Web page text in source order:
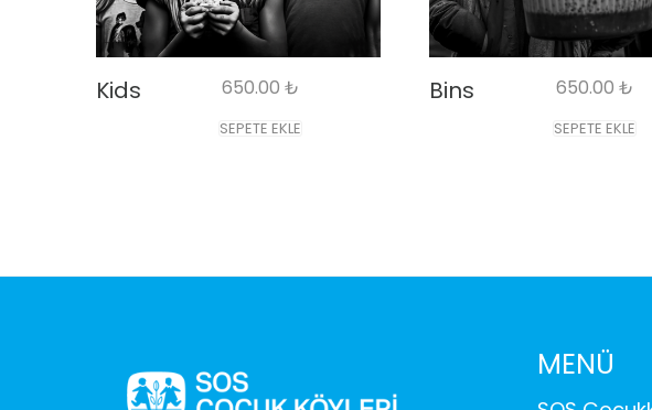
Kids 650.00₺
SEPETE EKLE
Bins 650.00 ₺
SEPETE EKLE
MENÜ